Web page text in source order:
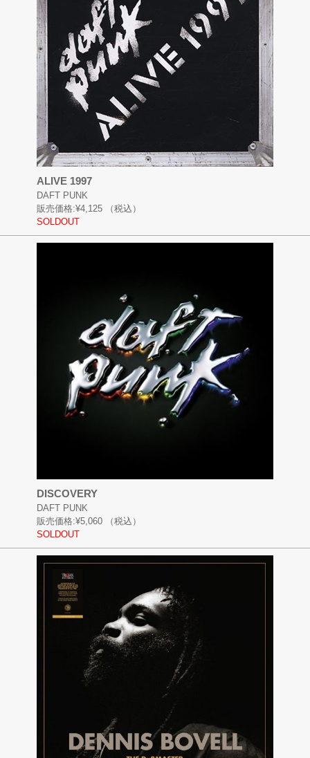
ALIVE 1997
DAFT PUNK
販売価格:¥4,125
（税込）
SOLDOUT
DISCOVERY
DAFT PUNK
販売価格:¥5,060
（税込）
SOLDOUT